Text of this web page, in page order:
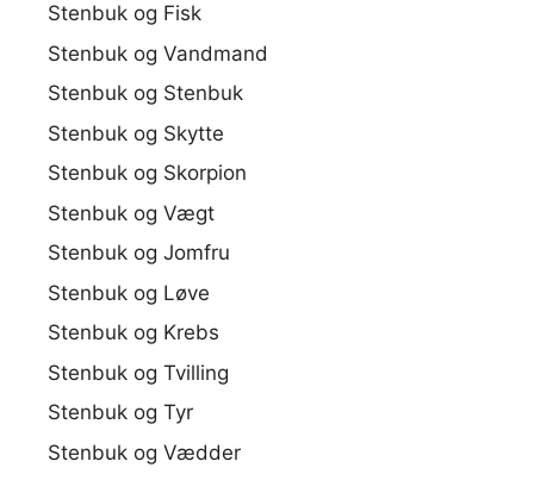
Stenbuk og Fisk
Stenbuk og Vandmand
Stenbuk og Stenbuk
Stenbuk og Skytte
Stenbuk og Skorpion
Stenbuk og Vægt
Stenbuk og Jomfru
Stenbuk og Løve
Stenbuk og Krebs
Stenbuk og Tvilling
Stenbuk og Tyr
Stenbuk og Vædder